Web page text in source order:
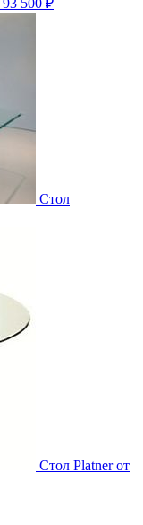
93 500 ₽
Стол
Стол Platner от